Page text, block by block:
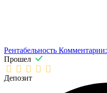
Рентабельность
Прошел
Депозит